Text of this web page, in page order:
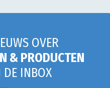
OVER
& PRODUCTEN
INBOX